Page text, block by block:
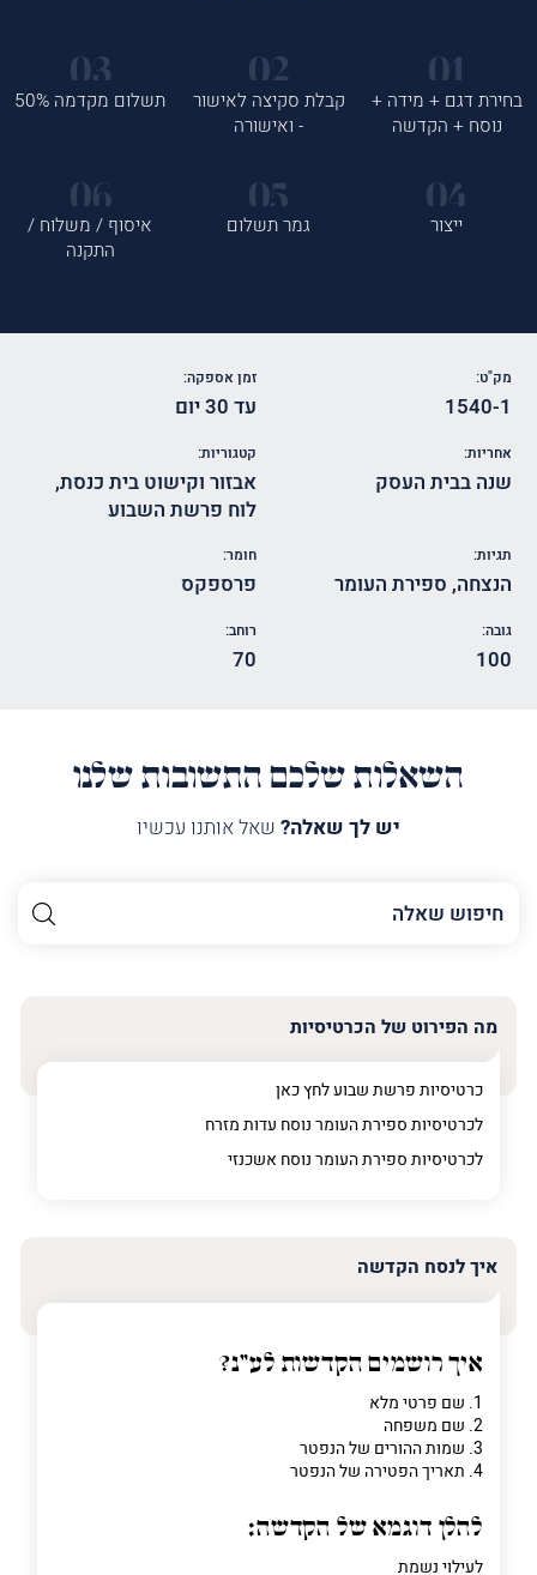
בחירת דגם + מידה +
נוסח + הקדשה
קבלת סקיצה לאישור
- ואישורה
תשלום מקדמה 50%
ייצור גמר תשלום
איסוף / משלוח /
התקנה
מק"ט:
1540-1
זמן אספקה:
עד 30 יום
אחריות:
שנה בבית העסק
קטגוריות:
אבזור וקישוט בית כנסת,
לוח פרשת השבוע
תגיות:
הנצחה, ספירת העומר
חומר:
פרספקס
גובה:
100
רוחב:
70
השאלות שלכם התשובות שלנו
יש לך שאלה? שאל אותנו עכשיו
השם
שלך
טלפון (חובה)
מדובר
מה הפירוט של הכרטיסיות
כרטיסיות פרשת שבוע לחץ כאן
לכרטיסיות ספירת העומר נוסח עדות מזרח
לכרטיסיות ספירת העומר נוסח אשכנזי
איך לנסח הקדשה
איך רושמים הקדשות לע"נ?
1. שם פרטי מלא
2. שם משפחה
3. שמות ההורים של הנפטר
4. תאריך הפטירה של הנפטר
להלן דוגמא של הקדשה:
לעילוי נשמת